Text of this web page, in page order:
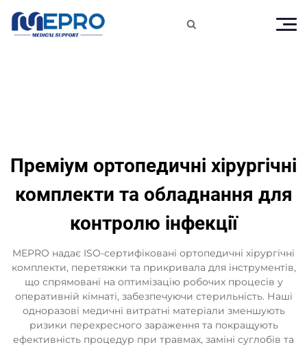

Преміум ортопедичні хірургічні
комплекти та обладнання для
контролю інфекції
MEPRO надає ISO-сертифіковані ортопедичні хірургічні
комплекти, перетяжки та прикривала для інструментів,
що спрямовані на оптимізацію робочих процесів у
оперативній кімнаті, забезпечуючи стерильність. Наші
одноразові медичні витратні матеріали зменшують
ризики перехресного зараження та покращують
ефективність процедур при травмах, заміні суглобів та